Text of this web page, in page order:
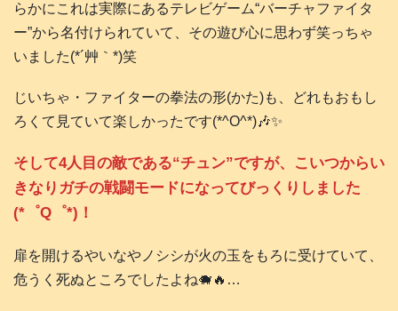
らかにこれは実際にあるテレビゲーム“バーチャファイタ
ー”から名付けられていて、その遊び心に思わず笑っちゃ
いました(*´艸｀*)笑
じいちゃ・ファイターの拳法の形(かた)も、どれもおもし
ろくて見ていて楽しかったです(*^O^*)🎶✨
そして4人目の敵である“チュン”ですが、こいつからい
きなりガチの戦闘モードになってびっくりしました
(*゜Q゜*)！
扉を開けるやいなやノシシが火の玉をもろに受けていて、
危うく死ぬところでしたよね🐗🔥…